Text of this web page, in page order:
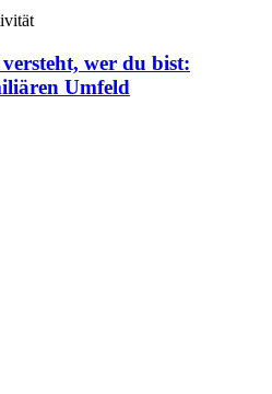
wer du bist:
Umfeld